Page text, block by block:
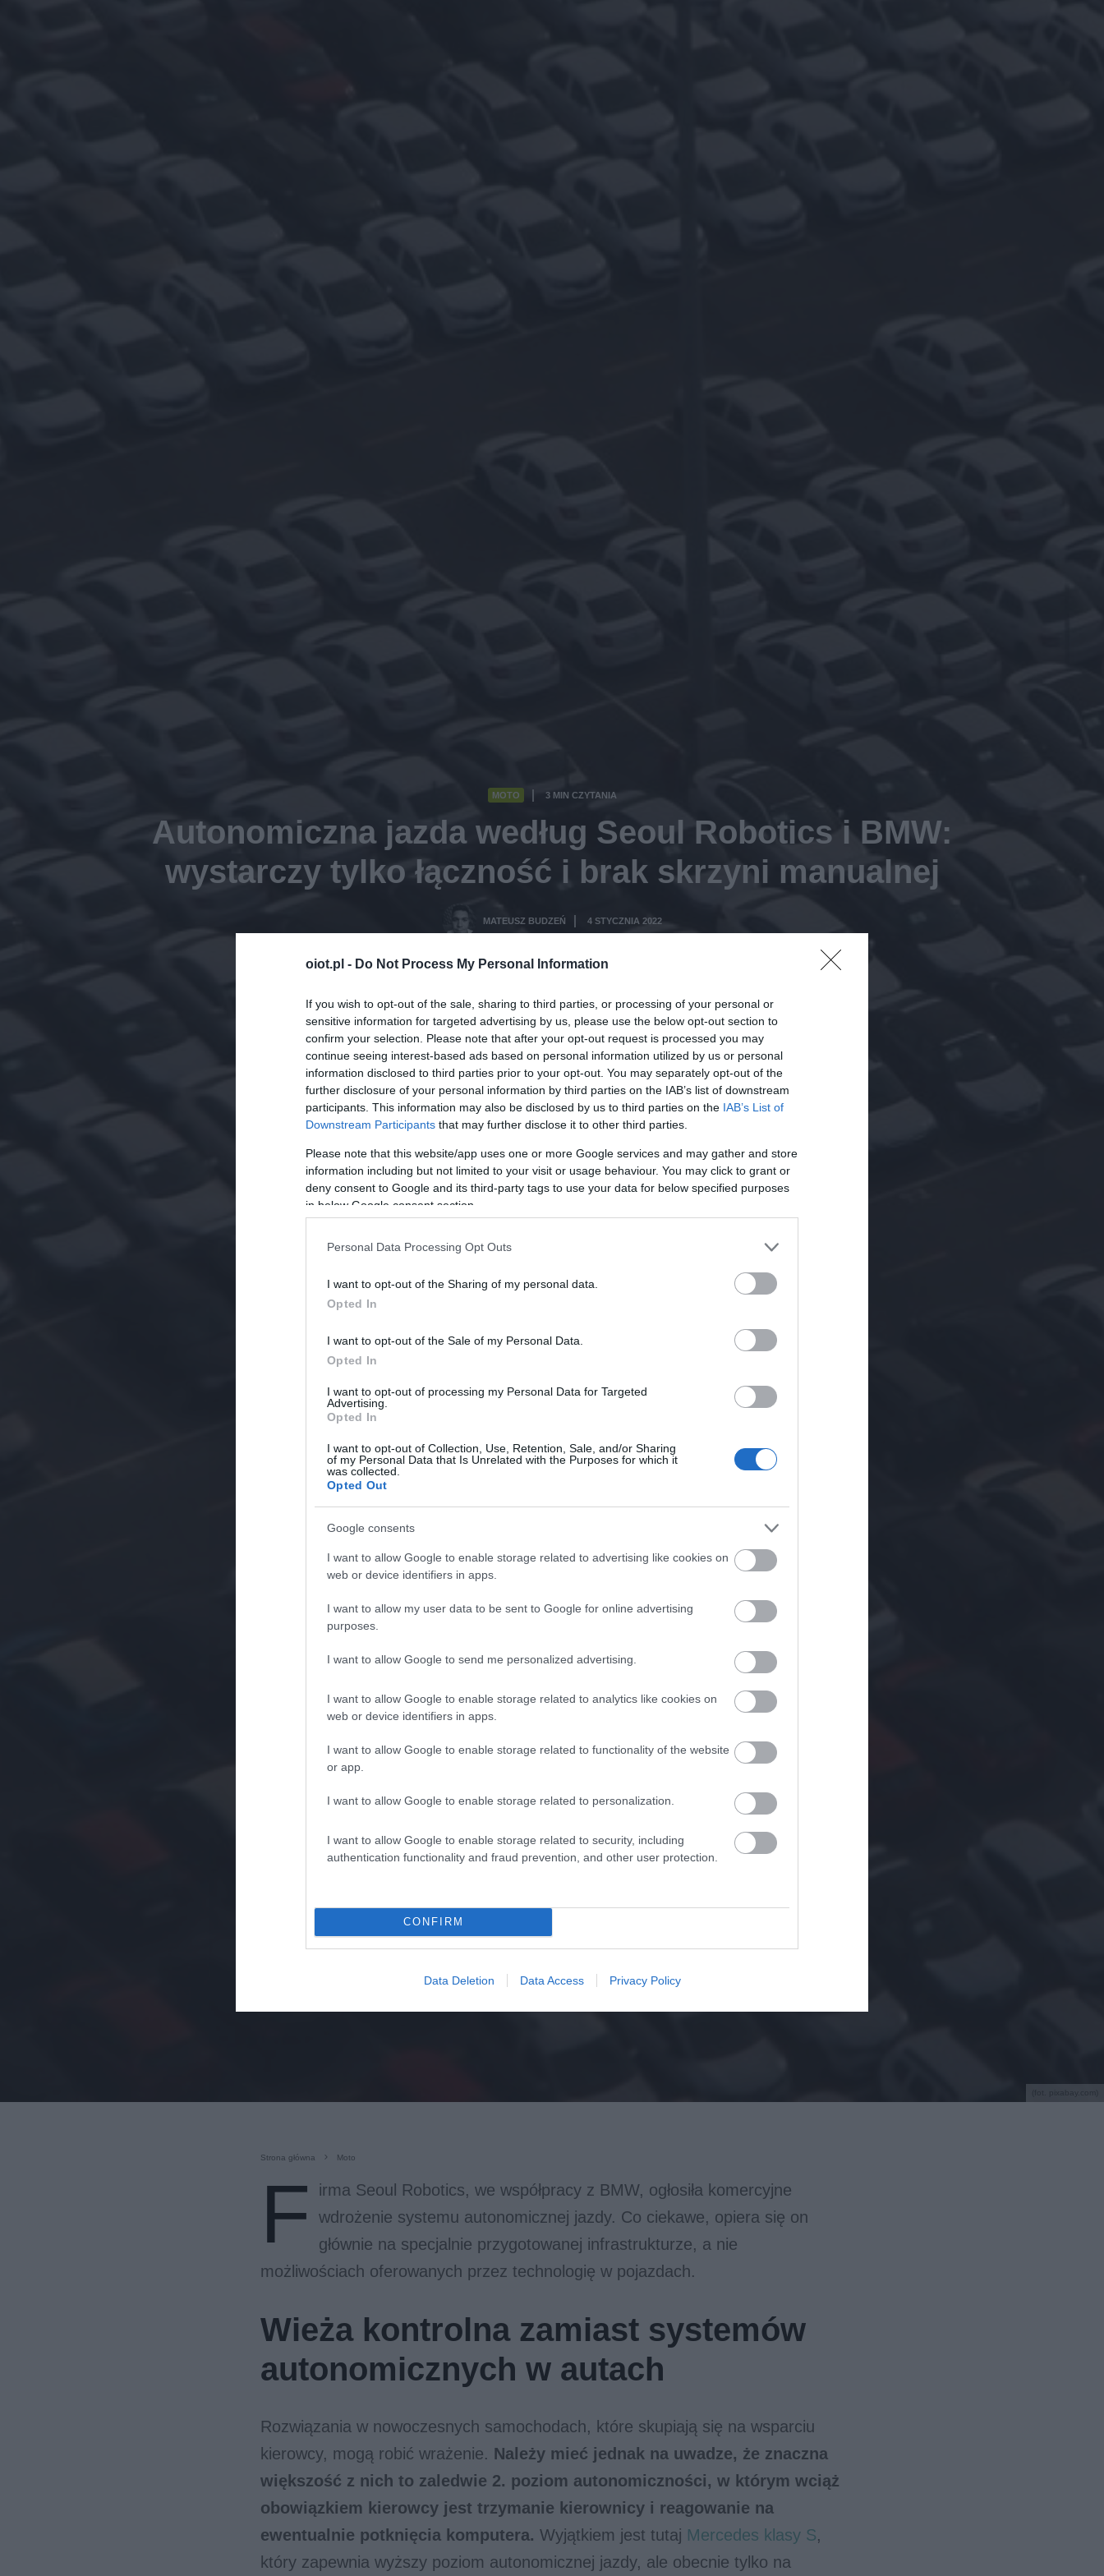
oiot.pl - Do Not Process My Personal Information
If you wish to opt-out of the sale, sharing to third parties, or processing of your personal or
sensitive information for targeted advertising by us, please use the below opt-out section to
confirm your selection. Please note that after your opt-out request is processed you may
continue seeing interest-based ads based on personal information utilized by us or personal
information disclosed to third parties prior to your opt-out. You may separately opt-out of the
further disclosure of your personal information by third parties on the IAB’s list of downstream
participants. This information may also be disclosed by us to third parties on the IAB’s List of
Downstream Participants that may further disclose it to other third parties.
Please note that this website/app uses one or more Google services and may gather and store
information including but not limited to your visit or usage behaviour. You may click to grant or
deny consent to Google and its third-party tags to use your data for below specified purposes
in below Google consent section.
Personal Data Processing Opt Outs
I want to opt-out of the Sharing of my personal data.
Opted In
I want to opt-out of the Sale of my Personal Data.
Opted In
I want to opt-out of processing my Personal Data for Targeted
Advertising.
Opted In
I want to opt-out of Collection, Use, Retention, Sale, and/or Sharing
of my Personal Data that Is Unrelated with the Purposes for which it
was collected.
Opted Out
Google consents
I want to allow Google to enable storage related to advertising like cookies on
web or device identifiers in apps.
I want to allow my user data to be sent to Google for online advertising
purposes.
I want to allow Google to send me personalized advertising.
I want to allow Google to enable storage related to analytics like cookies on
web or device identifiers in apps.
I want to allow Google to enable storage related to functionality of the website
or app.
I want to allow Google to enable storage related to personalization.
I want to allow Google to enable storage related to security, including
authentication functionality and fraud prevention, and other user protection.
CONFIRM
Data Deletion Data Access Privacy Policy
MOTO 3 MIN CZYTANIA
Autonomiczna jazda według Seoul Robotics i BMW:
wystarczy tylko łączność i brak skrzyni manualnej
MATEUSZ BUDZEŃ 4 STYCZNIA 2022
Strona główna Moto
F
irma Seoul Robotics, we współpracy z BMW, ogłosiła komercyjne
wdrożenie systemu autonomicznej jazdy. Co ciekawe, opiera się on
głównie na specjalnie przygotowanej infrastrukturze, a nie
możliwościach oferowanych przez technologię w pojazdach.
Wieża kontrolna zamiast systemów
autonomicznych w autach
Rozwiązania w nowoczesnych samochodach, które skupiają się na wsparciu
kierowcy, mogą robić wrażenie. Należy mieć jednak na uwadze, że znaczna
większość z nich to zaledwie 2. poziom autonomiczności, w którym wciąż
obowiązkiem kierowcy jest trzymanie kierownicy i reagowanie na
ewentualnie potknięcia komputera. Wyjątkiem jest tutaj Mercedes klasy S,
który zapewnia wyższy poziom autonomicznej jazdy, ale obecnie tylko na